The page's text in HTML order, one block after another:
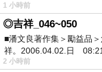
1 小時前
◎吉祥_046~050
■潘文良著作集＞勵益品
祥。2006.04.02.日
2 小時前